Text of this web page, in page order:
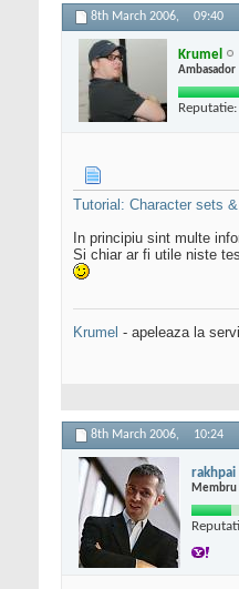
8th March 2006, 09:40
Krumel
Ambasador
Reputatie:
Tutorial: Character sets
In principiu sint multe
Si chiar ar fi utile niste
Krumel - apeleaza la
8th March 2006, 10:24
rakhpai
Membru